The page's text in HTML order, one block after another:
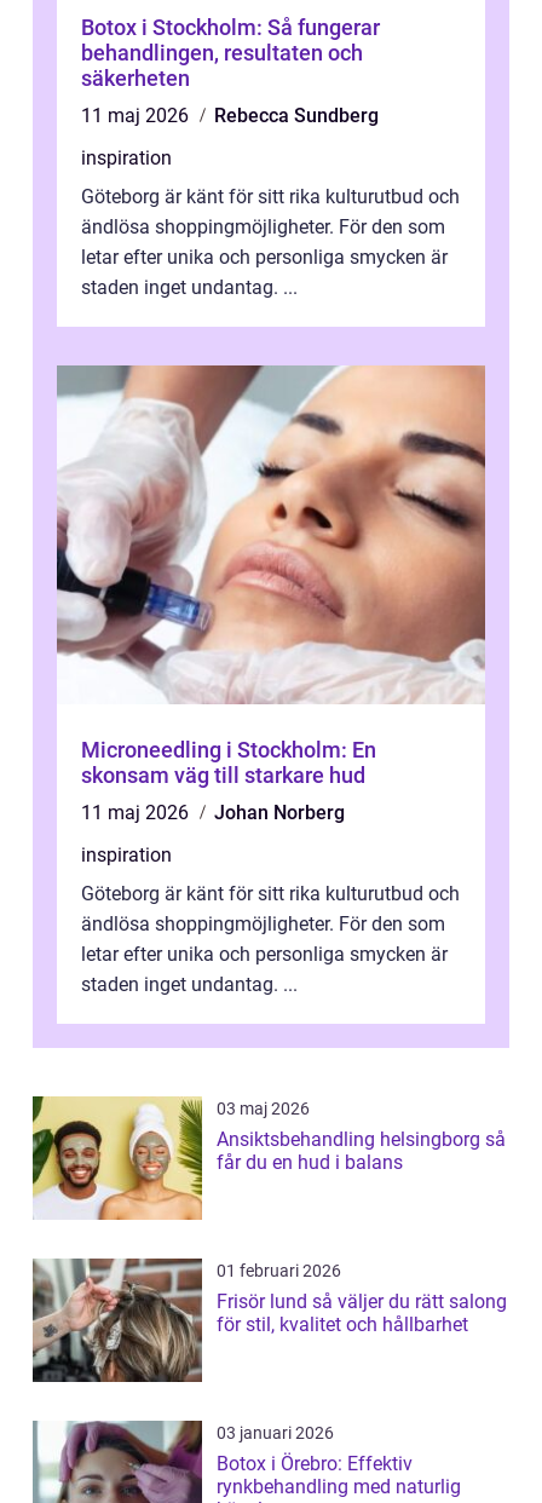
Botox i Stockholm: Så fungerar
behandlingen, resultaten och
säkerheten
11 maj 2026
Rebecca Sundberg
inspiration
Göteborg är känt för sitt rika kulturutbud och
ändlösa shoppingmöjligheter. För den som
letar efter unika och personliga smycken är
staden inget undantag. ...
Microneedling i Stockholm: En
skonsam väg till starkare hud
11 maj 2026
Johan Norberg
inspiration
Göteborg är känt för sitt rika kulturutbud och
ändlösa shoppingmöjligheter. För den som
letar efter unika och personliga smycken är
staden inget undantag. ...
03 maj 2026
Ansiktsbehandling helsingborg så
får du en hud i balans
01 februari 2026
Frisör lund så väljer du rätt salong
för stil, kvalitet och hållbarhet
03 januari 2026
Botox i Örebro: Effektiv
rynkbehandling med naturlig